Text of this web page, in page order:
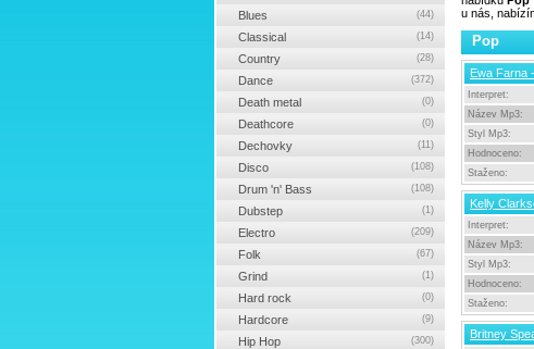
u nás,
Pop
Ewa Farna
Interpret:
Název Mp3:
Styl Mp3:
Hodnoceno:
Staženo:
Kelly
Interpret:
Název Mp3:
Styl Mp3:
Hodnoceno:
Staženo:
Britney
Blues (44)
Classical (14)
Country (28)
Dance (372)
Death metal (0)
Deathcore (0)
Dechovky (11)
Disco (108)
Drum 'n' Bass (108)
Dubstep (1)
Electro (209)
Folk (67)
Grind (1)
Hard rock (0)
Hardcore (9)
Hip Hop (300)